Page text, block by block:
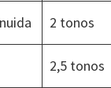
2 tonos
2,5 tonos